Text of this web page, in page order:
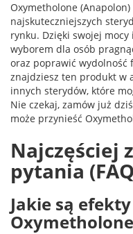
Oxymetholone
najskuteczniejszych
rynku. Dzięki swojej
wyborem dla osób
oraz poprawić wydolność
znajdziesz ten produkt w
innych sterydów, które
Nie czekaj, zamów już
może przynieść
Najczęściej
pytania
Jakie są